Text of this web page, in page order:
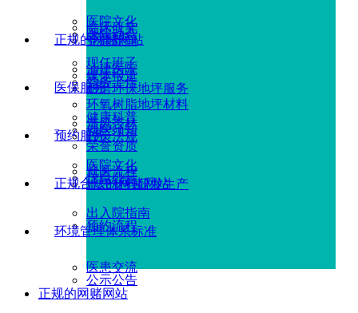
医院文化
现任班子
环氧树脂地坪材料
荣誉资质
临床研究
油建医院
医院动态
媒体报道
健康科普
党建新闻
党务工作
清风杏林
医院文化
正规的网赌网站
耐磨环保地坪服务
就医须知
就医流程
出入院指南
医保服务
政策法规
信息公示
预约服务
地坪材料研发生产
预约流程
医患交流
正规合法的网赌网站
环境管理体系标准
公示公告
正规的网赌网站